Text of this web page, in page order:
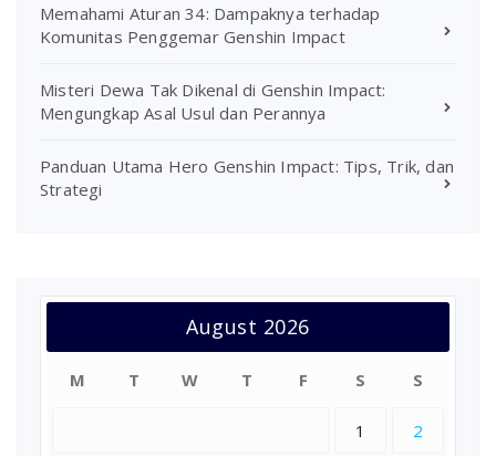
Memahami Aturan 34: Dampaknya terhadap
Komunitas Penggemar Genshin Impact
Misteri Dewa Tak Dikenal di Genshin Impact:
Mengungkap Asal Usul dan Perannya
Panduan Utama Hero Genshin Impact: Tips, Trik, dan
Strategi
August 2026
M T W T F S S
1 2